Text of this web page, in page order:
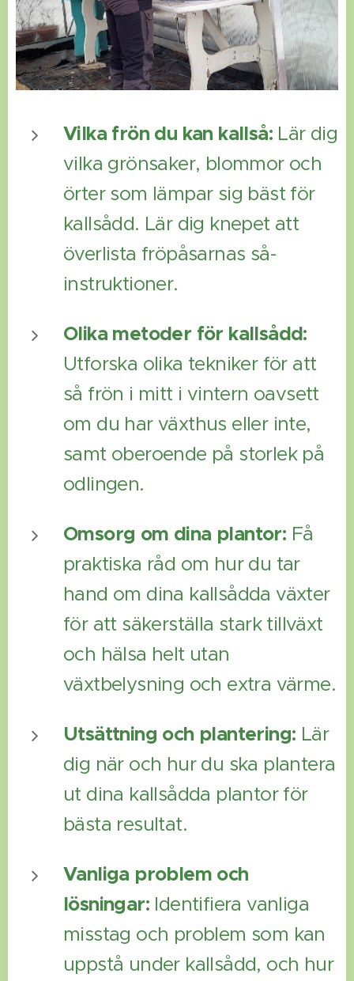
Vilka frön du kan kallså: Lär dig
vilka grönsaker, blommor och
örter som lämpar sig bäst för
kallsådd. Lär dig knepet att
överlista fröpåsarnas så-
instruktioner.
Olika metoder för kallsådd:
Utforska olika tekniker för att
så frön i mitt i vintern oavsett
om du har växthus eller inte,
samt oberoende på storlek på
odlingen.
Omsorg om dina plantor: Få
praktiska råd om hur du tar
hand om dina kallsådda växter
för att säkerställa stark tillväxt
och hälsa helt utan
växtbelysning och extra värme.
Utsättning och plantering: Lär
dig när och hur du ska plantera
ut dina kallsådda plantor för
bästa resultat.
Vanliga problem och
lösningar: Identifiera vanliga
misstag och problem som kan
uppstå under kallsådd, och hur